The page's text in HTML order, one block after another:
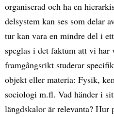
organiserad och ha en
delsystem kan ses som delar
tur kan vara en mindre del i
speglas i det faktum att vi har
framgångsrikt studerar
objekt eller materia: Fysik,
sociologi m.fl. Vad händer i
längdskalor är relevanta? Hur